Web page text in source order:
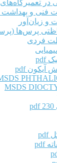
در
فنی و بهداشت
و زیان‌آور
پرس‌ها
فردی
MSDS